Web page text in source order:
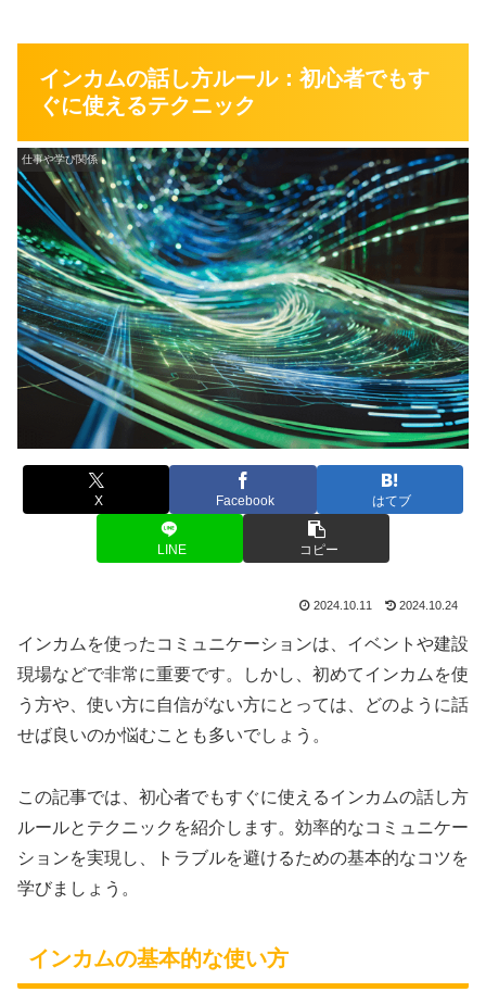
インカムの話し方ルール：初心者でもす
ぐに使えるテクニック
仕事や学び関係
X Facebook はてブ
LINE コピー
2024.10.11 2024.10.24
インカムを使ったコミュニケーションは、イベントや建設
現場などで非常に重要です。しかし、初めてインカムを使
う方や、使い方に自信がない方にとっては、どのように話
せば良いのか悩むことも多いでしょう。
この記事では、初心者でもすぐに使えるインカムの話し方
ルールとテクニックを紹介します。効率的なコミュニケー
ションを実現し、トラブルを避けるための基本的なコツを
学びましょう。
インカムの基本的な使い方